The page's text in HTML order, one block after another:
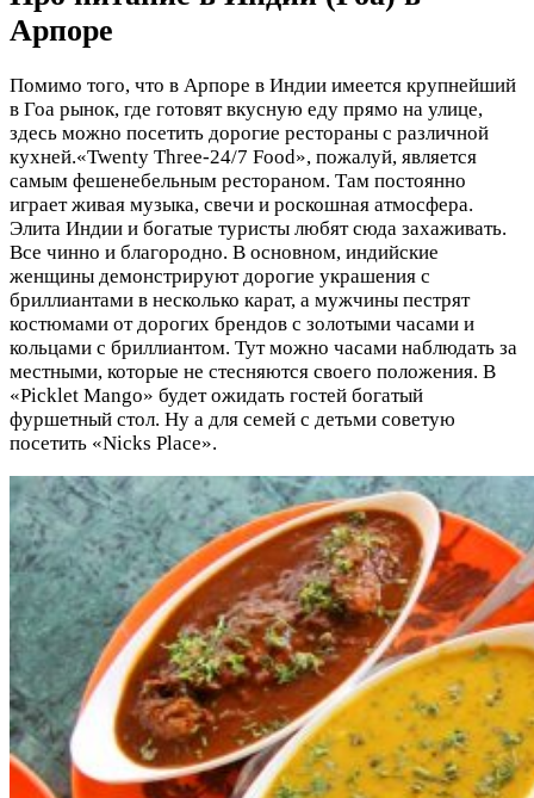
Арпоре
Помимо того, что в Арпоре в Индии имеется крупнейший
в Гоа рынок, где готовят вкусную еду прямо на улице,
здесь можно посетить дорогие рестораны с различной
кухней.«Twenty Three-24/7 Food», пожалуй, является
самым фешенебельным рестораном. Там постоянно
играет живая музыка, свечи и роскошная атмосфера.
Элита Индии и богатые туристы любят сюда захаживать.
Все чинно и благородно. В основном, индийские
женщины демонстрируют дорогие украшения с
бриллиантами в несколько карат, а мужчины пестрят
костюмами от дорогих брендов с золотыми часами и
кольцами с бриллиантом. Тут можно часами наблюдать за
местными, которые не стесняются своего положения. В
«Picklet Mango» будет ожидать гостей богатый
фуршетный стол. Ну а для семей с детьми советую
посетить «Nicks Place».